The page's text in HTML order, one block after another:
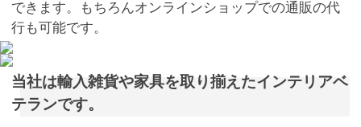
できます。もちろんオンラインショップでの通販の代
行も可能です。
当社は輸入雑貨や家具を取り揃えたインテリアベ
テランです。